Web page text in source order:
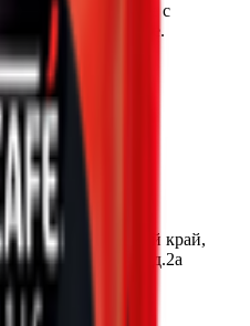
кофе с
молотого кофе.
Краснодарский край,
ул. Гибридная, д.2а